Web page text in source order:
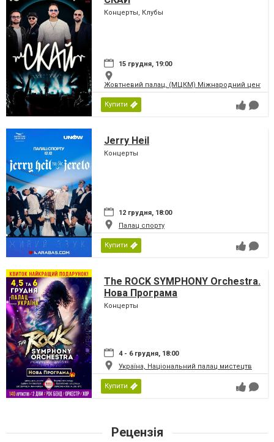
Концерты, Клубы
15 грудня, 19:00
Жовтневий палац, (МЦКМ) Міжнародний центр
Купити
Jerry Heil
Концерты
12 грудня, 18:00
Палац спорту
Купити
The ROCK SYMPHONY Orchestra.
Нова Програма
Концерты
4 - 6 грудня, 18:00
Україна, Національний палац мистецтв
Купити
Рецензія